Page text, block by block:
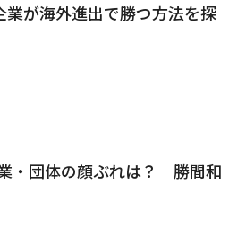
業が海外進出で勝つ方法を探
・団体の顔ぶれは？ 勝間和